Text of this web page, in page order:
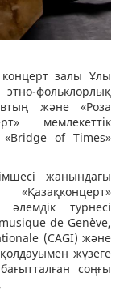
залы Ұлы
фольклорлық
және «Роза
мемлекеттік
«Bridge of Times»
жанындағы
турнесі
de Genève,
(CAGI) және
жүзеге
соңғы